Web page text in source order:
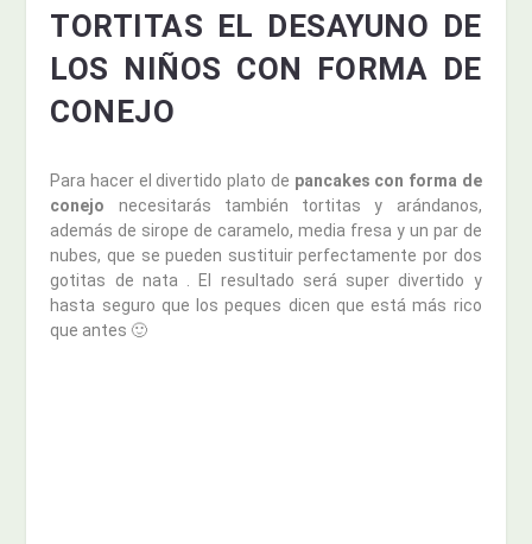
TORTITAS EL DESAYUNO DE
LOS NIÑOS CON FORMA DE
CONEJO
Para hacer el divertido plato de pancakes con forma de
conejo necesitarás también tortitas y arándanos,
además de sirope de caramelo, media fresa y un par de
nubes, que se pueden sustituir perfectamente por dos
gotitas de nata . El resultado será super divertido y
hasta seguro que los peques dicen que está más rico
que antes 🙂